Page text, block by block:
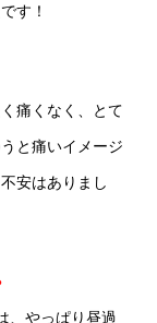
す！
痛くなく、とて
と痛いイメージ
安はありまし
、やっぱり昼過